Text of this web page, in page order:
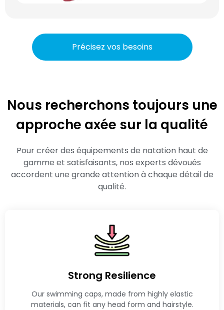
Précisez vos besoins
Nous recherchons toujours une
approche axée sur la qualité
Pour créer des équipements de natation haut de
gamme et satisfaisants, nos experts dévoués
accordent une grande attention à chaque détail de
qualité.
Strong Resilience
Our swimming caps, made from highly elastic
materials, can fit any head form and hairstyle.